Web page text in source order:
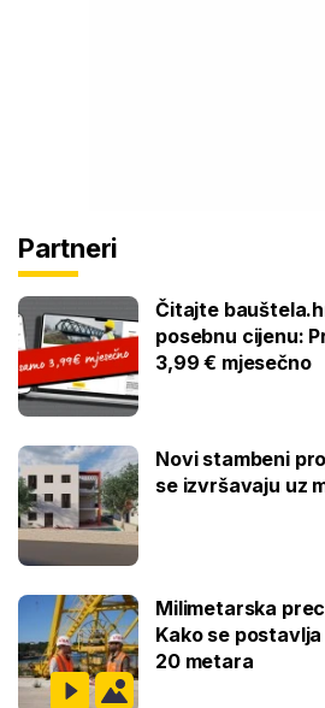
Partneri
Čitajte
posebnu cijenu:
3,99 € mjesečno
Novi stambeni
se izvršavaju uz
Milimetarska
Kako se
20 metara